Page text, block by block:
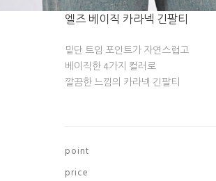
엘즈 베이직 카라넥 긴팔티
밑단 트임 포인트가 자연스럽고
베이직한 4가지 컬러로
깔끔한 느낌의 카라넥 긴팔티
p o i n t
p r i c e